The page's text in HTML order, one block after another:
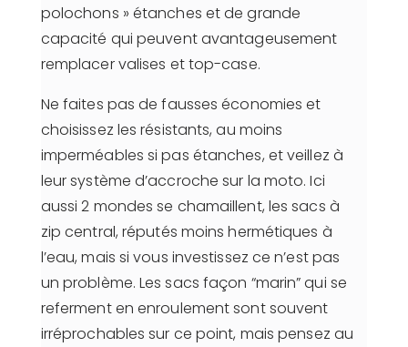
polochons » étanches et de grande
capacité qui peuvent avantageusement
remplacer valises et top-case.
Ne faites pas de fausses économies et
choisissez les résistants, au moins
imperméables si pas étanches, et veillez à
leur système d’accroche sur la moto. Ici
aussi 2 mondes se chamaillent, les sacs à
zip central, réputés moins hermétiques à
l’eau, mais si vous investissez ce n’est pas
un problème. Les sacs façon “marin” qui se
referment en enroulement sont souvent
irréprochables sur ce point, mais pensez au